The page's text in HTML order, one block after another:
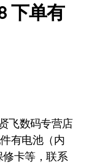
下单有
有电池（内
卡等，联系